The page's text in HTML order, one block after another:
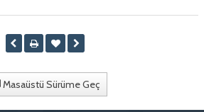
Masaüstü Sürüme Geç